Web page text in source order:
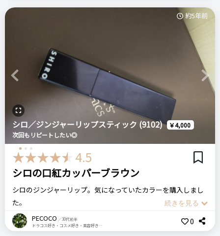
3,520円 貰い物
この商品の【総合評価】を見る
＼ショップで商品を探す／
ステマっぽい 0
コメント（0 件）
ログイン
少しべたつく
塗り過ぎたらべとべと感じるかもしれないので塗り過ぎは注意
です
おすすめする人・おすすめしない人
普段グロスを塗らない方は使いにくいかも
比較したもの・こちらを選んだ理由
見た目のかわいさと一本で二役がいいなと思って購入。
毎日使ってもなかなか無くならないのでコスパもとても良いで
マスクをすると取れやすいですが、発色はとても良いです。
細長いので場所を取らず持ち運びもしやすいです。
パッケージもプチプラにしては、ピカピカのおしゃれな雰囲気
で一個バッグに入ってるとテンションが上がります。
どこでも売っていてプチプラなので買いやすく、私のような口
紅を買ったことがない方もチャレンジしやすいです。
今回使った色は写真では濃いめの色に見えますが、実際塗ると
media メディア
シャイニーエッセンスリップA RS-05
Previous Next
約5年前
シロ／ジンジャーリップスティック (9102)
￥4,000
次回もリピートしたい◎
4.5
シロの口紅カッパーブラウン
シロのジンジャーリップ。気になっていたカラーを購入しまし
た。
カッパーブラウンはテラコッタのような落ち着いたオレンジ系
のブラウンで、とてもオシャレな色味でした。
PECOCO ／30代前半
ドラコス好き・コスメ好き・美容好き・1歳の男の子のママ
0